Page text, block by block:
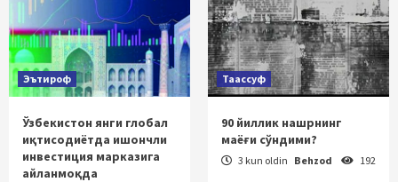
Эътироф
Ўзбекистон янги глобал
иқтисодиётда ишончли
инвестиция марказига
айланмоқда
Таассуф
90 йиллик нашрнинг
маёғи сўндими?
3 kun oldin Behzod 192